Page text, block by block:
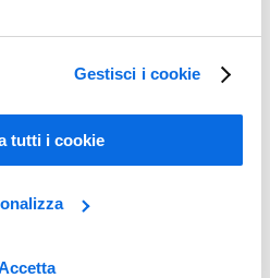
Gestisci i cookie
tutti i cookie